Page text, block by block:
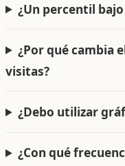
¿Un percentil
¿Por qué cambia
visitas?
¿Debo utilizar
¿Con qué